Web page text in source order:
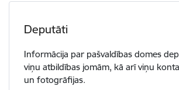
Deputāti
Informācija par pašvaldības domes
viņu atbildības jomām, kā arī viņu
un fotogrāfijas.